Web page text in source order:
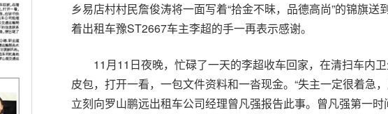
乡易店村村民詹俊涛将一面写着“拾金不昧，品德高尚”的锦旗送
着出租车豫ST2667车主李超的手一再表示感谢。
11月11日夜晚，忙碌了一天的李超收车回家，在清扫车内
皮包，打开一看，一包文件资料和一沓现金。“失主一定很着急
立刻向罗山鹏远出租车公司经理曾凡强报告此事。曾凡强第一